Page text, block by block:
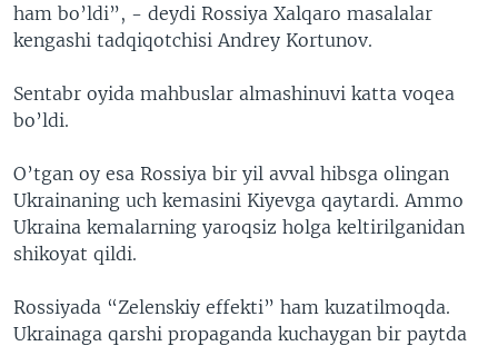
ham bo’ldi”, - deydi Rossiya Xalqaro masalalar
kengashi tadqiqotchisi Andrey Kortunov.
Sentabr oyida mahbuslar almashinuvi katta voqea
bo’ldi.
O’tgan oy esa Rossiya bir yil avval hibsga olingan
Ukrainaning uch kemasini Kiyevga qaytardi. Ammo
Ukraina kemalarning yaroqsiz holga keltirilganidan
shikoyat qildi.
Rossiyada “Zelenskiy effekti” ham kuzatilmoqda.
Ukrainaga qarshi propaganda kuchaygan bir paytda